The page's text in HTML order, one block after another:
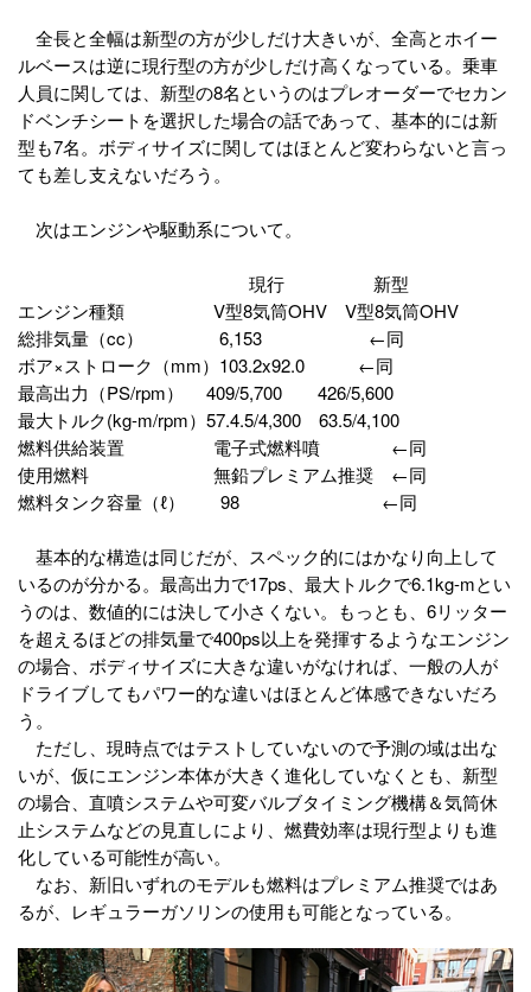
全長と全幅は新型の方が少しだけ大きいが、全高とホイー
ルベースは逆に現行型の方が少しだけ高くなっている。乗車
人員に関しては、新型の8名というのはプレオーダーでセカン
ドベンチシートを選択した場合の話であって、基本的には新
型も7名。ボディサイズに関してはほとんど変わらないと言っ
ても差し支えないだろう。
次はエンジンや駆動系について。
現行 新型
エンジン種類 V型8気筒OHV V型8気筒OHV
総排気量（cc） 6,153 ←同
ボア×ストローク（mm）103.2x92.0 ←同
最高出力（PS/rpm） 409/5,700 426/5,600
最大トルク(kg-m/rpm）57.4.5/4,300 63.5/4,100
燃料供給装置 電子式燃料噴 ←同
使用燃料 無鉛プレミアム推奨 ←同
燃料タンク容量（ℓ） 98 ←同
基本的な構造は同じだが、スペック的にはかなり向上して
いるのが分かる。最高出力で17ps、最大トルクで6.1kg-mとい
うのは、数値的には決して小さくない。もっとも、6リッター
を超えるほどの排気量で400ps以上を発揮するようなエンジン
の場合、ボディサイズに大きな違いがなければ、一般の人が
ドライブしてもパワー的な違いはほとんど体感できないだろ
う。
ただし、現時点ではテストしていないので予測の域は出な
いが、仮にエンジン本体が大きく進化していなくとも、新型
の場合、直噴システムや可変バルブタイミング機構＆気筒休
止システムなどの見直しにより、燃費効率は現行型よりも進
化している可能性が高い。
なお、新旧いずれのモデルも燃料はプレミアム推奨ではあ
るが、レギュラーガソリンの使用も可能となっている。